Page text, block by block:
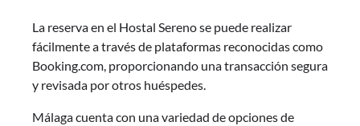
La reserva en el Hostal Sereno se puede realizar
fácilmente a través de plataformas reconocidas como
Booking.com, proporcionando una transacción segura
y revisada por otros huéspedes.
Málaga cuenta con una variedad de opciones de